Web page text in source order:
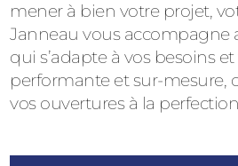
mener à bien votre projet,
Janneau vous accompagne
qui s’adapte à vos besoins
performante et sur-mesure,
vos ouvertures à la